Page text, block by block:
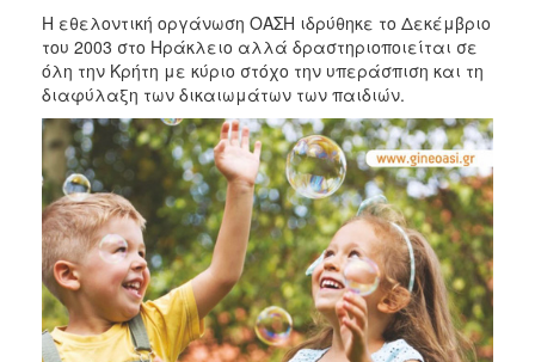
Η εθελοντική οργάνωση ΟΑΣΗ ιδρύθηκε το Δεκέμβριο
του 2003 στο Ηράκλειο αλλά δραστηριοποιείται σε
όλη την Κρήτη με κύριο στόχο την υπεράσπιση και τη
διαφύλαξη των δικαιωμάτων των παιδιών.